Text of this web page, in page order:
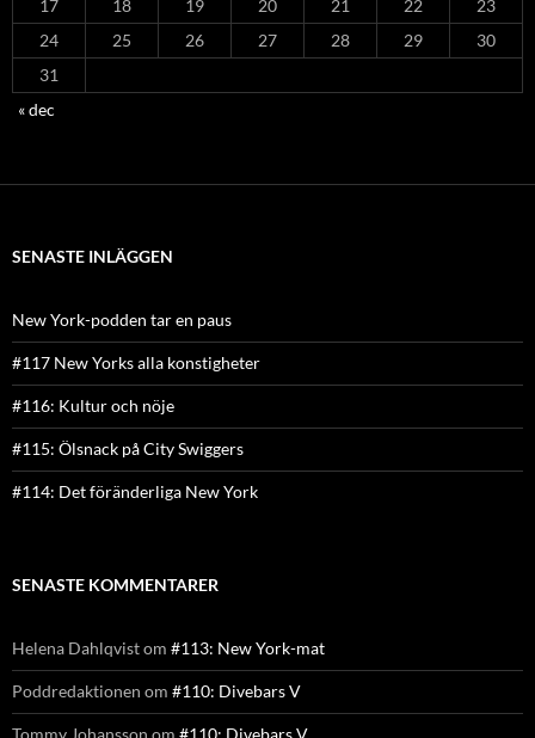
17
18 19 20 21 22
23
24
25 26 27 28 29
30
31
« dec
SENASTE INLÄGGEN
New York-podden tar en paus
#117 New Yorks alla konstigheter
#116: Kultur och nöje
#115: Ölsnack på City Swiggers
#114: Det föränderliga New York
SENASTE KOMMENTARER
Helena Dahlqvistom #113: New York-mat
Poddredaktionen om #110: Divebars V